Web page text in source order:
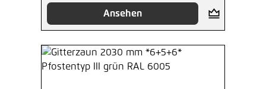
Ansehen